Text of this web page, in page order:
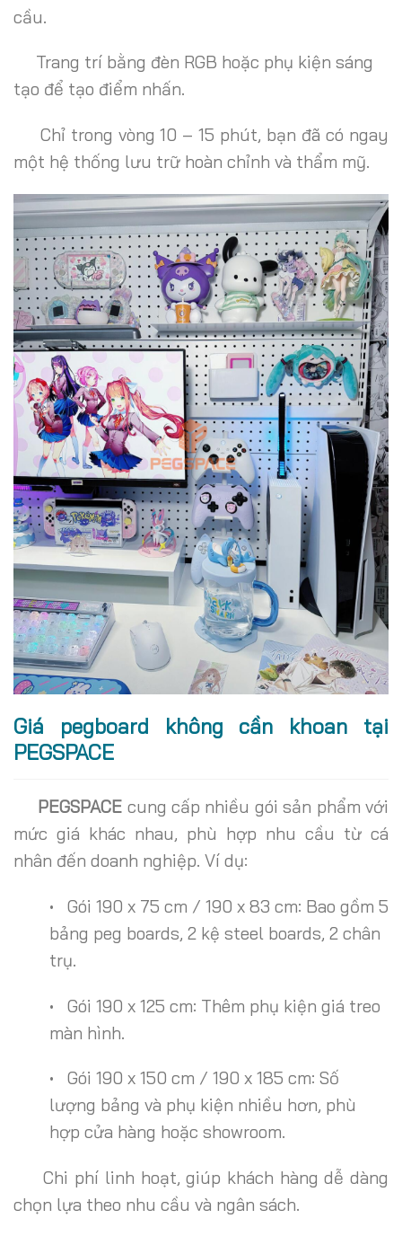
cầu.
Trang trí bằng đèn RGB hoặc phụ kiện sáng
tạo để tạo điểm nhấn.
Chỉ trong vòng 10 – 15 phút, bạn đã có ngay
một hệ thống lưu trữ hoàn chỉnh và thẩm mỹ.
Giá pegboard không cần khoan tại
PEGSPACE
PEGSPACE cung cấp nhiều gói sản phẩm với
mức giá khác nhau, phù hợp nhu cầu từ cá
nhân đến doanh nghiệp. Ví dụ:
• Gói 190 x 75 cm / 190 x 83 cm: Bao gồm 5
bảng peg boards, 2 kệ steel boards, 2 chân
trụ.
• Gói 190 x 125 cm: Thêm phụ kiện giá treo
màn hình.
• Gói 190 x 150 cm / 190 x 185 cm: Số
lượng bảng và phụ kiện nhiều hơn, phù
hợp cửa hàng hoặc showroom.
Chi phí linh hoạt, giúp khách hàng dễ dàng
chọn lựa theo nhu cầu và ngân sách.